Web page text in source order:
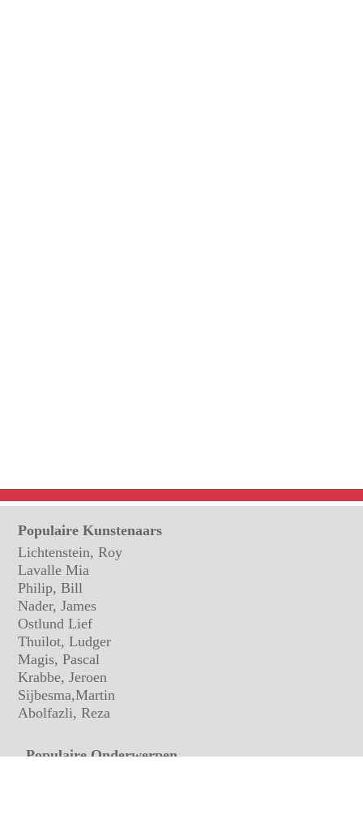
Populaire Kunstenaars
Lichtenstein, Roy
Lavalle Mia
Philip, Bill
Nader, James
Ostlund Lief
Thuilot, Ludger
Magis, Pascal
Krabbe, Jeroen
Sijbesma,Martin
Abolfazli, Reza
Populaire Onderwerpen